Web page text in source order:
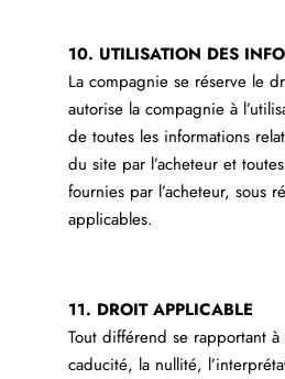
10. UTILISATION DES
La compagnie se réserve le
autorise la compagnie à
de toutes les informations
du site par l’acheteur et
fournies par l’acheteur, sous
applicables.
11. DROIT APPLICABLE
Tout différend se rapportant
caducité, la nullité,